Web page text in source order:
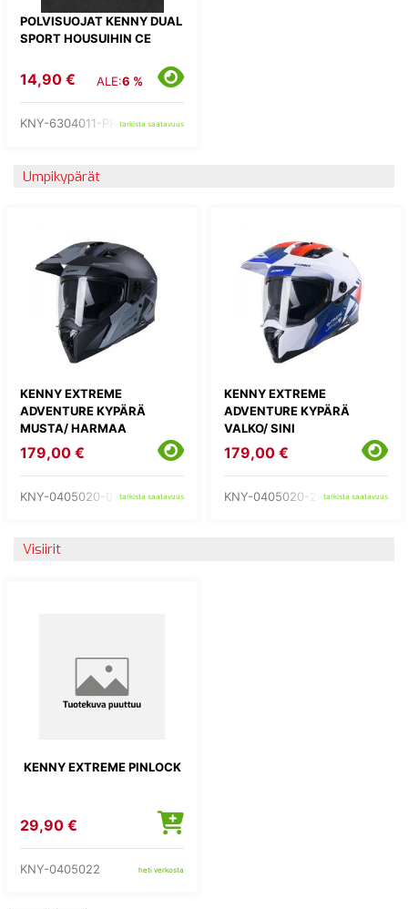
POLVISUOJAT KENNY DUAL
SPORT HOUSUIHIN CE
14,90 € ALE:6 %
KNY-6304011-PROTtarkista saatavuus
Umpikypärät
KENNY EXTREME
ADVENTURE KYPÄRÄ
MUSTA/ HARMAA
179,00 €
KNY-0405020-03-tarkista saatavuus
KENNY EXTREME
ADVENTURE KYPÄRÄ
VALKO/ SINI
179,00 €
KNY-0405020-28-tarkista saatavuus
Visiirit
KENNY EXTREME PINLOCK
29,90 €
KNY-0405022 heti verkosta